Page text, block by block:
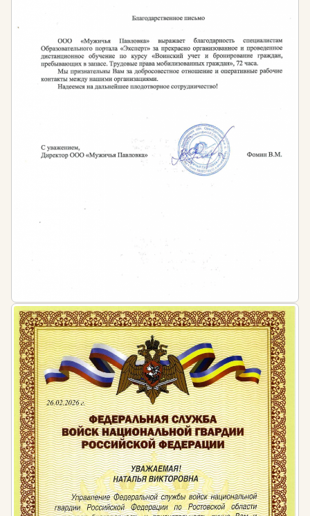
Работодателем — во внутренних локальных
актах предприятий и организаций
Штраф за несоблюдение требований
законодательства:
Допуск к работе специалистов, не обладающих
достаточным уровнем квалификации,
квалифицируется как административное
правонарушение, предусмотренное ч. 1 ст. 5.27
КоАП РФ. Оно влечет за собой административную
ответственность в виде штрафа:
предпринимательскую деятельность без
5 тысяч рублей
для юридических лиц от 30 тысяч до 50 тысяч
рублей
Нормативная база:
Федеральный закон «Об образовании в
Российской Федерации» от 29.12.2012 г. № 273-
ФЗ;
Приказ Министерства образования и науки РФ
от 01 июля 2013 г. № 499 «Об утверждении
Порядка организации и осуществления
образовательной деятельности по
дополнительным профессиональным
программам»;